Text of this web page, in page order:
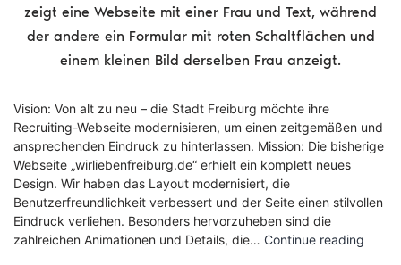
zeigt eine Webseite mit einer Frau und Text, während
der andere ein Formular mit roten Schaltflächen und
einem kleinen Bild derselben Frau anzeigt.
Vision: Von alt zu neu – die Stadt Freiburg möchte ihre
Recruiting-Webseite modernisieren, um einen zeitgemäßen und
ansprechenden Eindruck zu hinterlassen. Mission: Die bisherige
Webseite „wirliebenfreiburg.de“ erhielt ein komplett neues
Design. Wir haben das Layout modernisiert, die
Benutzerfreundlichkeit verbessert und der Seite einen stilvollen
Eindruck verliehen. Besonders hervorzuheben sind die
zahlreichen Animationen und Details, die… Continue reading